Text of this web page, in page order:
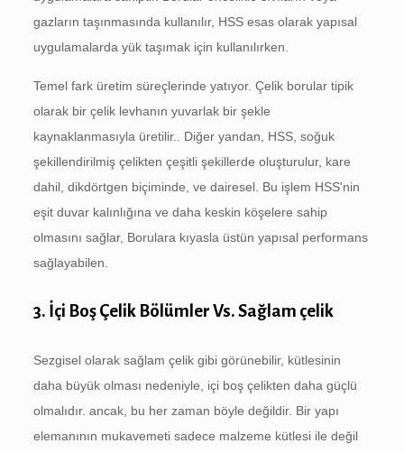
gazların taşınmasında kullanılır, HSS esas olarak yapısal
uygulamalarda yük taşımak için kullanılırken.
Temel fark üretim süreçlerinde yatıyor. Çelik borular tipik
olarak bir çelik levhanın yuvarlak bir şekle
kaynaklanmasıyla üretilir.. Diğer yandan, HSS, soğuk
şekillendirilmiş çelikten çeşitli şekillerde oluşturulur, kare
dahil, dikdörtgen biçiminde, ve dairesel. Bu işlem HSS'nin
eşit duvar kalınlığına ve daha keskin köşelere sahip
olmasını sağlar, Borulara kıyasla üstün yapısal performans
sağlayabilen.
3. İçi Boş Çelik Bölümler Vs. Sağlam çelik
Sezgisel olarak sağlam çelik gibi görünebilir, kütlesinin
daha büyük olması nedeniyle, içi boş çelikten daha güçlü
olmalıdır. ancak, bu her zaman böyle değildir. Bir yapı
elemanının mukavemeti sadece malzeme kütlesi ile değil